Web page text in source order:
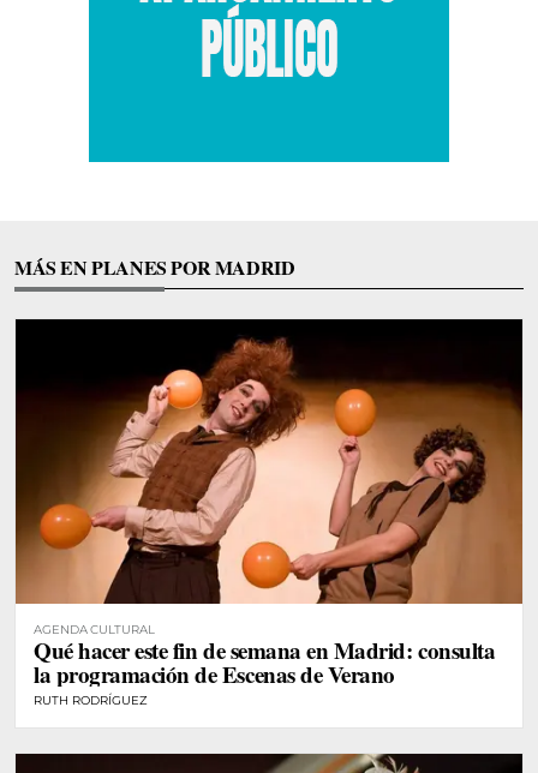
MÁS EN PLANES POR MADRID
AGENDA CULTURAL
Qué hacer este fin de semana en Madrid: consulta
la programación de Escenas de Verano
RUTH RODRÍGUEZ